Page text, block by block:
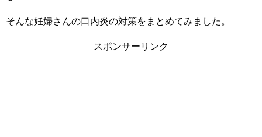
そんな妊婦さんの口内炎の対策をまとめてみました。
スポンサーリンク